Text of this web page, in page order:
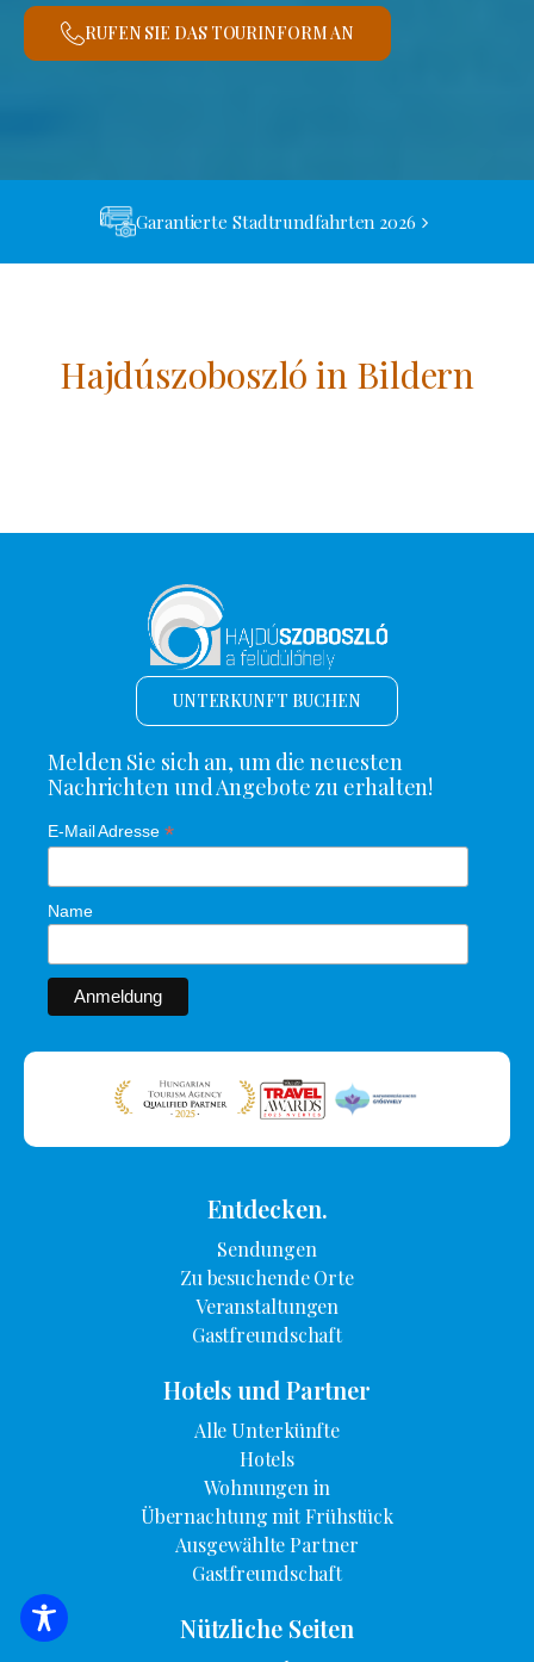
RUFEN SIE DAS TOURINFORM AN
Garantierte Stadtrundfahrten 2026
Hajdúszoboszló in Bildern
SUCHE NACH UNTERKUNFT
UNTERKUNFT BUCHEN
Melden Sie sich an, um die neuesten
Nachrichten und Angebote zu erhalten!
E-Mail Adresse *
Name
Entdecken.
Sendungen
Zu besuchende Orte
Veranstaltungen
Gastfreundschaft
Hotels und Partner
Alle Unterkünfte
Hotels
Wohnungen in
Übernachtung mit Frühstück
Ausgewählte Partner
Gastfreundschaft
Nützliche Seiten